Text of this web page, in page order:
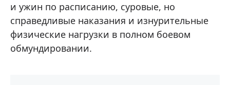
и ужин по расписанию, суровые, но
справедливые наказания и изнурительные
физические нагрузки в полном боевом
обмундировании.